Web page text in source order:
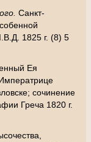
Санкт-
1825 г. (8) 5
Ея
сочинение
Греча 1820 г.